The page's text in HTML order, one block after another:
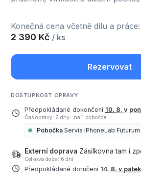
Konečná cena včetně dílu a práce:
2 390 Kč / ks
Rezervovat
DOSTUPNOST OPRAVY
Předpokládané dokončení 10. 8. v
Čas opravy: 2 dny · na 1 pobočce
Pobočka Servis iPhoneLab Futurum
Externí doprava Zásilkovna tam i
Celková doba: 6 dní
Předpokládané doručení 14. 8. v pátek